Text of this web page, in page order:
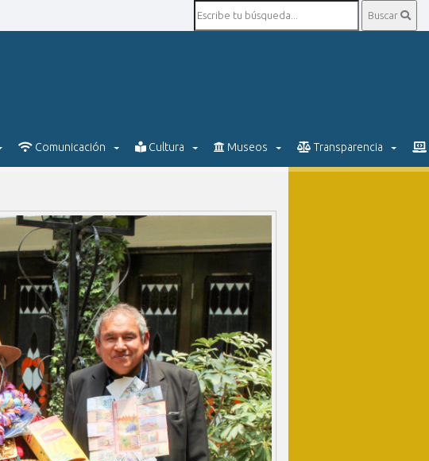
Buscar
Comunicación Cultura Museos Transparencia